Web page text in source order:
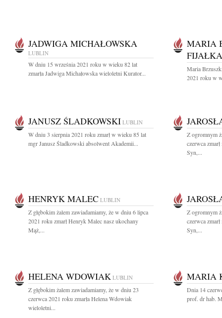
JADWIGA MICHAŁOWSKA
LUBLIN
W dniu 15 września 2021 roku w wieku 82 lat
zmarła Jadwiga Michałowska wieloletni Kurator...
MARIA
FIJAŁKA
Maria
2021 roku w
JANUSZ ŚLADKOWSKI LUBLIN
W dniu 3 sierpnia 2021 roku zmarł w wieku 85 lat
mgr Janusz Śladkowski absolwent Akademii...
Z ogromnym
czerwca
Syn,...
HENRYK MALEC LUBLIN
Z głębokim żalem zawiadamiamy, że w dniu 6 lipca
2021 roku zmarł Henryk Malec nasz ukochany
Mąż,...
Z ogromnym
czerwca
Syn,...
HELENA WDOWIAK LUBLIN
Z głębokim żalem zawiadamiamy, że w dniu 23
czerwca 2021 roku zmarła Helena Wdowiak
wieloletni...
MARIA
Dnia 14
prof. dr hab.